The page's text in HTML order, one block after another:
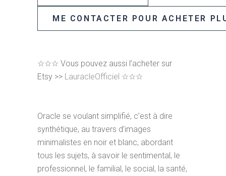
ME CONTACTER POUR ACHETER
☆☆☆ Vous pouvez aussi l’acheter sur
Etsy >> LauracleOfficiel ☆☆☆
Oracle se voulant simplifié, c’est à dire
synthétique, au travers d’images
minimalistes en noir et blanc, abordant
tous les sujets, à savoir le sentimental, le
professionnel, le familial, le social, la santé,